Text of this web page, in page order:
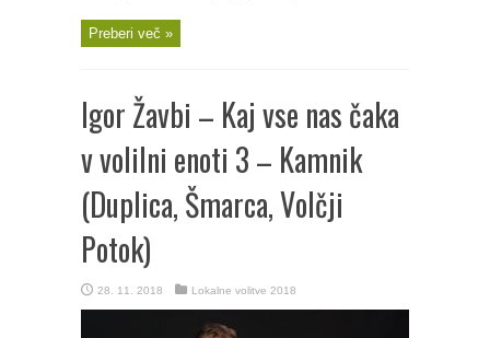
Preberi več »
Igor Žavbi – Kaj vse nas čaka
v volilni enoti 3 – Kamnik
(Duplica, Šmarca, Volčji
Potok)
28. 11. 2018 Lokalne volitve 2018